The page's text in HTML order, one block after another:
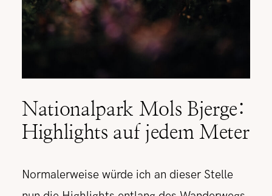
Nationalpark Mols Bjerge:
Highlights auf jedem Meter
Normalerweise würde ich an dieser Stelle